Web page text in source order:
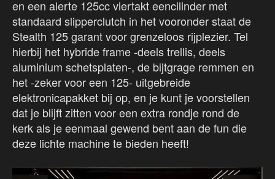
en een alerte 125cc viertakt eencilinder met
standaard slipperclutch in het vooronder staat de
Stealth 125 garant voor grenzeloos rijplezier. Tel
hierbij het hybride frame -deels trellis, deels
aluminium schetsplaten-, de bijtgrage remmen en
het -zeker voor een 125- uitgebreide
elektronicapakket bij op, en je kunt je voorstellen
dat je blijft zitten voor een extra rondje rond de
kerk als je eenmaal gewend bent aan de fun die
deze lichte machine te bieden heeft!